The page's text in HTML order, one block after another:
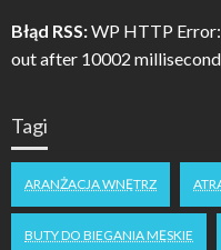
Błąd RSS:WP HTTP
out after 10002
Tagi
ARANŻACJA WNĘTRZ
BUTY DO BIEGANIA MĘSKIE